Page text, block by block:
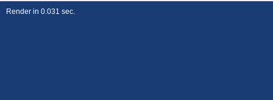
Render in 0.031 sec.